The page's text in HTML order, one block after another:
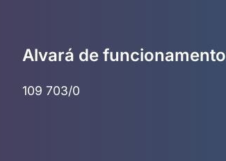
Alvará de funcionamento
109 703/0